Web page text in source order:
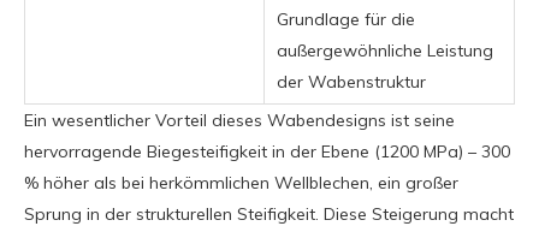
Grundlage für die
außergewöhnliche Leistung
der Wabenstruktur
Ein wesentlicher Vorteil dieses Wabendesigns ist seine
hervorragende Biegesteifigkeit in der Ebene (1200 MPa) – 300
% höher als bei herkömmlichen Wellblechen, ein großer
Sprung in der strukturellen Steifigkeit. Diese Steigerung macht